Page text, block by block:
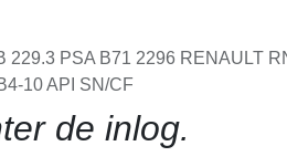
PSA B71 2296 RENAULT RN
10 API SN/CF
de inlog.